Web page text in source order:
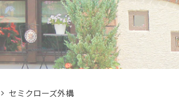
セミクローズ外構